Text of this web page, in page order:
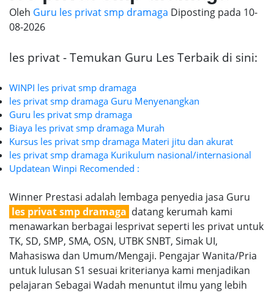
Oleh Guru les privat smp dramaga Diposting pada 10-
08-2026
les privat - Temukan Guru Les Terbaik di sini:
WINPI les privat smp dramaga
les privat smp dramaga Guru Menyenangkan
Guru les privat smp dramaga
Biaya les privat smp dramaga Murah
Kursus les privat smp dramaga Materi jitu dan akurat
les privat smp dramaga Kurikulum nasional/internasional
Updatean Winpi Recomended :
Winner Prestasi adalah lembaga penyedia jasa Guru
les privat smp dramaga datang kerumah kami
menawarkan berbagai lesprivat seperti les privat untuk
TK, SD, SMP, SMA, OSN, UTBK SNBT, Simak UI,
Mahasiswa dan Umum/Mengaji. Pengajar Wanita/Pria
untuk lulusan S1 sesuai kriterianya kami menjadikan
pelajaran Sebagai Wadah menuntut ilmu yang lebih